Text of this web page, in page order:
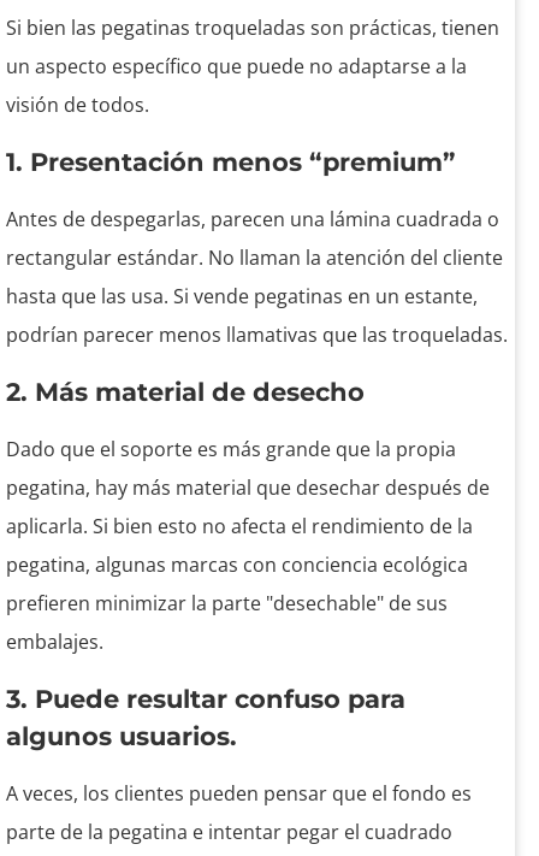
Si bien las pegatinas troqueladas son prácticas, tienen
un aspecto específico que puede no adaptarse a la
visión de todos.
1. Presentación menos “premium”
Antes de despegarlas, parecen una lámina cuadrada o
rectangular estándar. No llaman la atención del cliente
hasta que las usa. Si vende pegatinas en un estante,
podrían parecer menos llamativas que las troqueladas.
2. Más material de desecho
Dado que el soporte es más grande que la propia
pegatina, hay más material que desechar después de
aplicarla. Si bien esto no afecta el rendimiento de la
pegatina, algunas marcas con conciencia ecológica
prefieren minimizar la parte "desechable" de sus
embalajes.
3. Puede resultar confuso para
algunos usuarios.
A veces, los clientes pueden pensar que el fondo es
parte de la pegatina e intentar pegar el cuadrado